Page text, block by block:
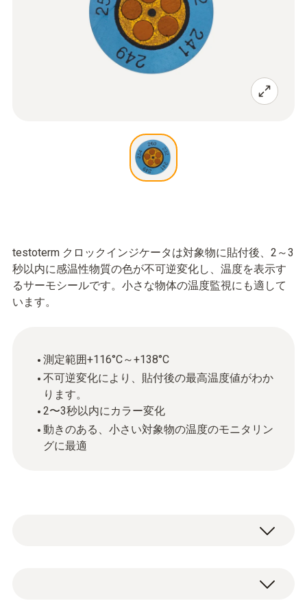
testoterm クロックインジケータは対象物に貼付後、2～3
秒以内に感温性物質の色が不可逆変化し、温度を表示す
るサーモシールです。小さな物体の温度監視にも適して
います。
測定範囲+116°C～+138°C
不可逆変化により、貼付後の最高温度値がわか
ります。
2〜3秒以内にカラー変化
動きのある、小さい対象物の温度のモニタリン
グに最適
クロックインジケータは、温度の上昇に対し